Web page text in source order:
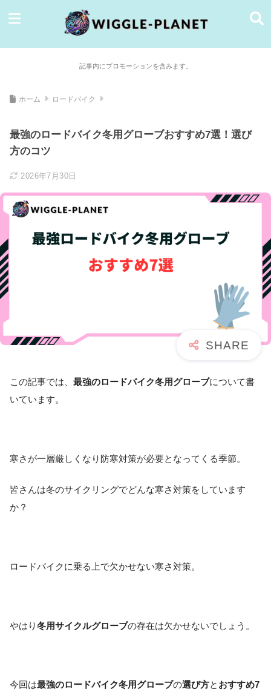
記事内にプロモーションを含みます。
ホーム ロードバイク
最強のロードバイク冬用グローブおすすめ7選！選び
方のコツ
2026年7月30日
この記事では、 最強のロードバイク冬用グローブについて書
いています。
寒さが一層厳しくなり防寒対策が必要となってくる季節。
皆さんは冬のサイクリングでどんな寒さ対策をしています
か？
ロードバイクに乗る上で欠かせない寒さ対策。
やはり冬用サイクルグローブの存在は欠かせないでしょう。
今回は最強のロードバイク冬用グローブの選び方と おすすめ7